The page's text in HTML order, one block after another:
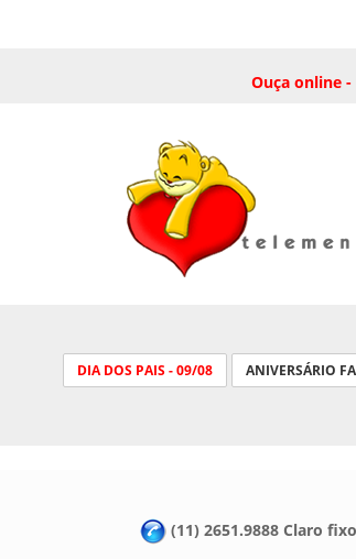
Ouça online
DIA DOS PAIS - 09/08 ANIVERSÁRIO
(11) 2651.9888 Claro